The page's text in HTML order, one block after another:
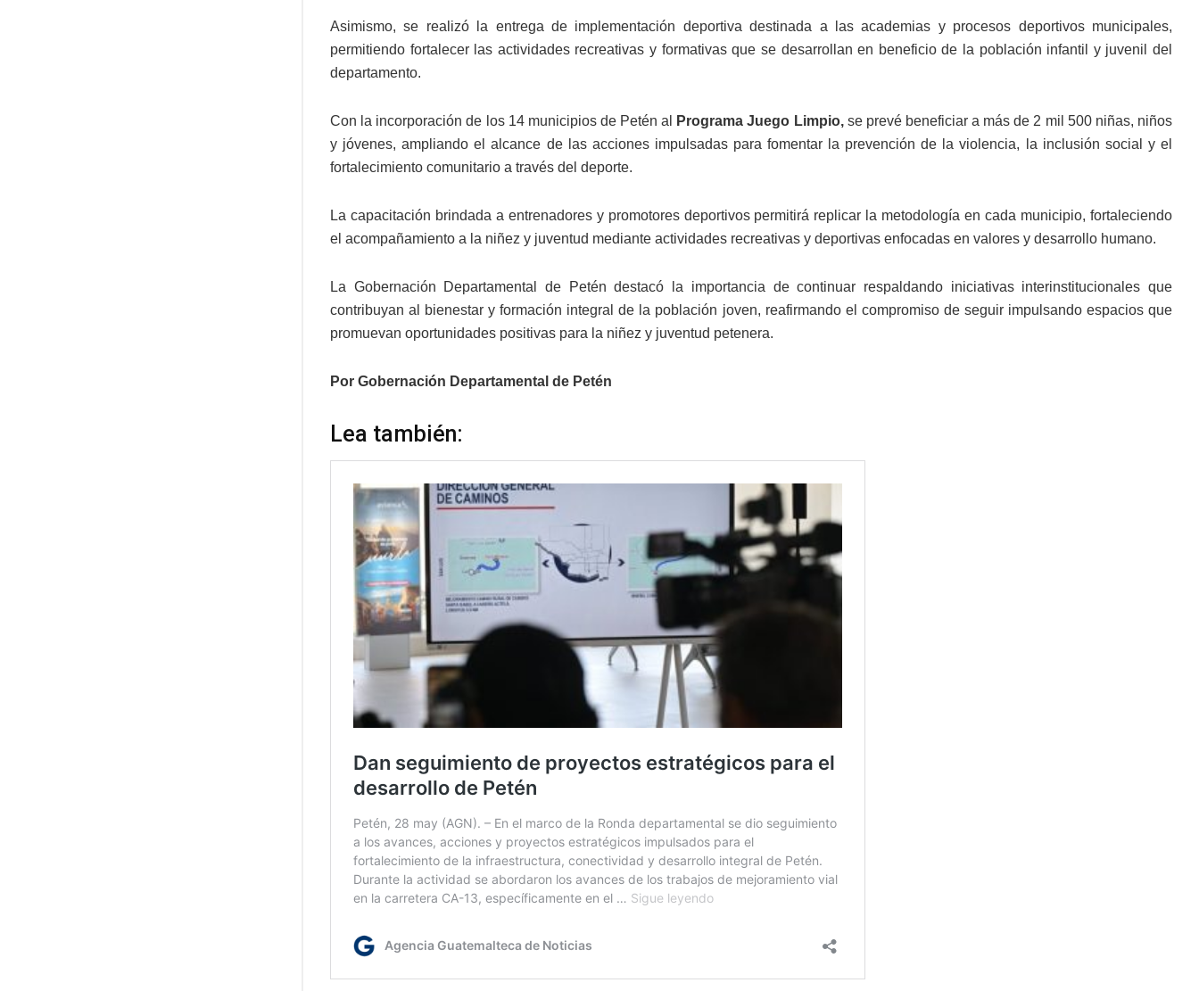
Asimismo, se realizó la entrega de implementación deportiva destinada a las academias y procesos deportivos municipales,
permitiendo fortalecer las actividades recreativas y formativas que se desarrollan en beneficio de la población infantil y juvenil del
departamento.
Con la incorporación de los 14 municipios de Petén al Programa Juego Limpio,se prevé beneficiar a más de 2 mil 500 niñas, niños
y jóvenes, ampliando el alcance de las acciones impulsadas para fomentar la prevención de la violencia, la inclusión social y el
fortalecimiento comunitario a través del deporte.
La capacitación brindada a entrenadores y promotores deportivos permitirá replicar la metodología en cada municipio, fortaleciendo
el acompañamiento a la niñez y juventud mediante actividades recreativas y deportivas enfocadas en valores y desarrollo humano.
La Gobernación Departamental de Petén destacó la importancia de continuar respaldando iniciativas interinstitucionales que
contribuyan al bienestar y formación integral de la población joven, reafirmando el compromiso de seguir impulsando espacios que
promuevan oportunidades positivas para la niñez y juventud petenera.
Por Gobernación Departamental de Petén
Lea también: